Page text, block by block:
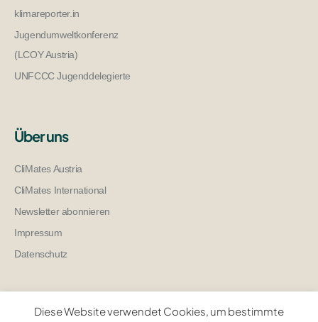
klimareporter.in
Jugendumweltkonferenz
(LCOY Austria)
UNFCCC Jugenddelegierte
Über uns
CliMates Austria
CliMates International
Newsletter abonnieren
Impressum
Datenschutz
Diese Website verwendet Cookies, um bestimmte